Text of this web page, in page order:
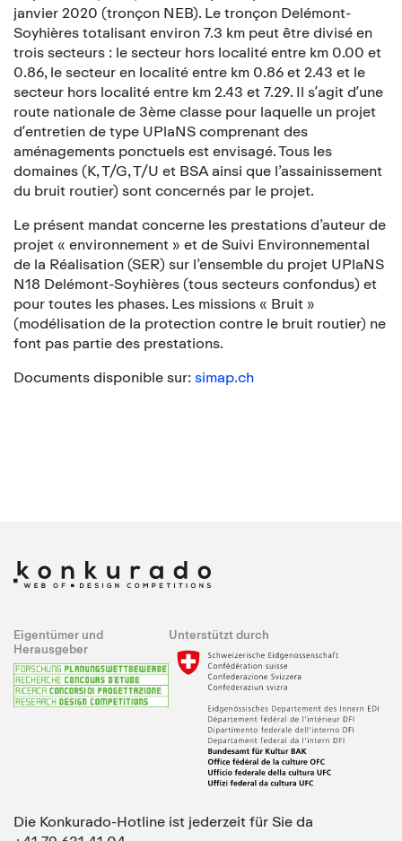
janvier 2020 (tronçon NEB). Le tronçon Delémont-
Soyhières totalisant environ 7.3 km peut être divisé en
trois secteurs : le secteur hors localité entre km 0.00 et
0.86, le secteur en localité entre km 0.86 et 2.43 et le
secteur hors localité entre km 2.43 et 7.29. Il sʼagit dʼune
route nationale de 3ème classe pour laquelle un projet
dʼentretien de type UPlaNS comprenant des
aménagements ponctuels est envisagé. Tous les
domaines (K, T/G, T/U et BSA ainsi que l’assainissement
du bruit routier) sont concernés par le projet.
Le présent mandat concerne les prestations d’auteur de
projet « environnement » et de Suivi Environnemental
de la Réalisation (SER) sur l’ensemble du projet UPlaNS
N18 Delémont-Soyhières (tous secteurs confondus) et
pour toutes les phases. Les missions « Bruit »
(modélisation de la protection contre le bruit routier) ne
font pas partie des prestations.
Documents disponible sur: simap.ch
Eigentümer und
Herausgeber
Unterstützt durch
Die Konkurado-Hotline ist jederzeit für Sie da